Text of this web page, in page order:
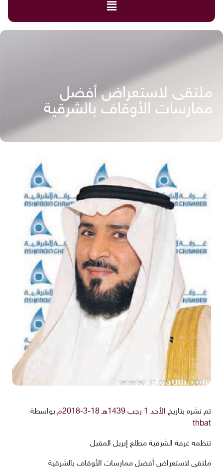
ملتقى لاستعراض أفضل
ممارسات الأوقاف بالشرقية
تم نشره بتاريخ الأحد 1 رجب 1439هـ 18-3-2018م
بواسطة
thbat
تنظمه غرفة الشرقية مطلع إبريل المقبل
ملتقى لاستعراض أفضل ممارسات الأوقاف بالشرقية